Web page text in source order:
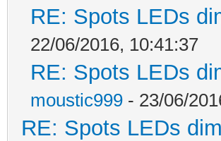
RE: Spots LEDs
22/06/2016, 10:41:37
RE: Spots LEDs
moustic999 - 23/06/
RE: Spots LEDs